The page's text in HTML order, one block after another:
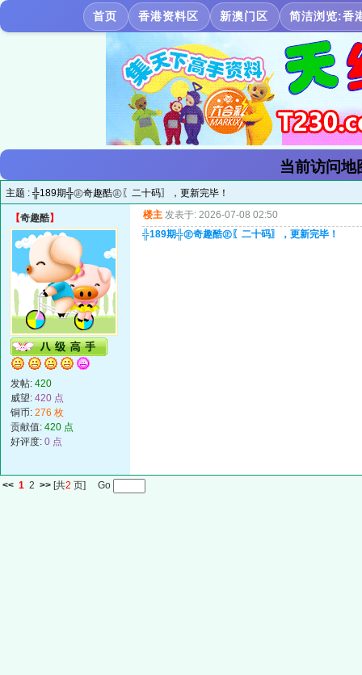
首页 香港资料区 新澳门区 简洁浏览:香
当前访问地
主题 : ╬189期╬㊣奇趣酷㊣〖二十码〗，更新完毕！
【奇趣酷】
发帖: 420
威望: 420 点
铜币: 276 枚
贡献值: 420 点
好评度: 0 点
楼主 发表于: 2026-07-08 02:50
╬189期╬㊣奇趣酷㊣〖二十码〗，更新完毕！
<< 1 2 >> [共2 页] Go